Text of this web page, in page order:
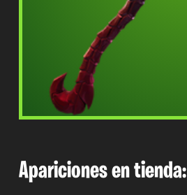
Apariciones en tienda: